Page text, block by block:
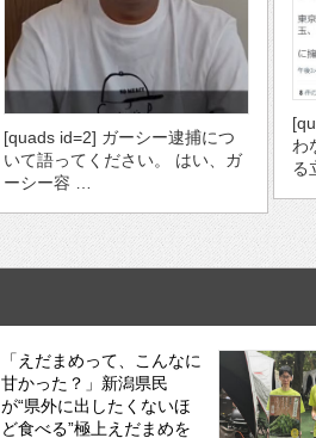
[quads id=2] ガーシー逮捕につ
いて語ってください。 はい、ガ
ーシー容 …
わ
る
「えだまめって、こんなに
甘かった？」新潟県民
が“県外に出したくないほ
ど食べる”極上えだまめを